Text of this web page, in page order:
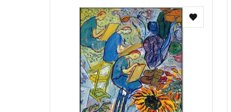
Toevoegen